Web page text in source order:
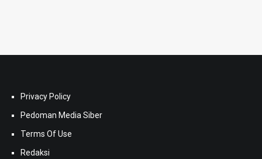
Privacy Policy
Pedoman Media Siber
Terms Of Use
Redaksi